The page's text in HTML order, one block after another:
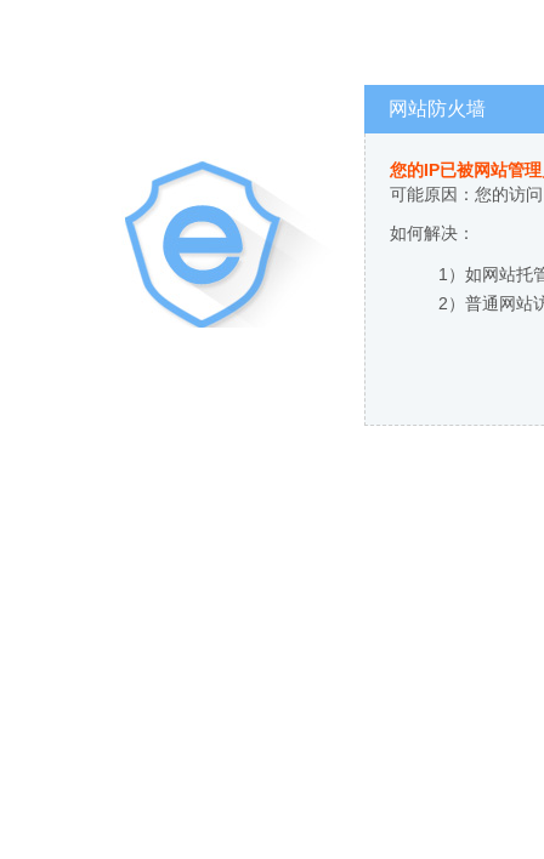
网站防火墙
您的IP已被网站管
可能原因：您的访
如何解决：
1）如网站托
2）普通网站